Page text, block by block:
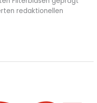
redaktionellen